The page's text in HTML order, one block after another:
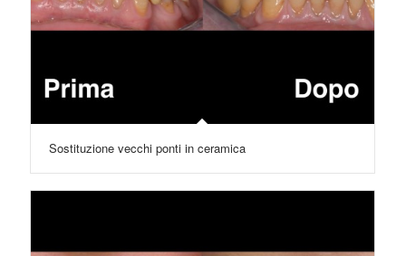
Sostituzione vecchi ponti in ceramica